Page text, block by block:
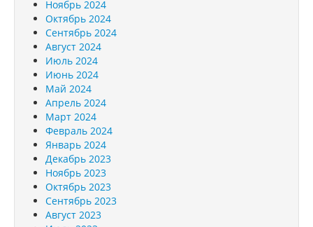
Ноябрь 2024
Октябрь 2024
Сентябрь 2024
Август 2024
Июль 2024
Июнь 2024
Май 2024
Апрель 2024
Март 2024
Февраль 2024
Январь 2024
Декабрь 2023
Ноябрь 2023
Октябрь 2023
Сентябрь 2023
Август 2023